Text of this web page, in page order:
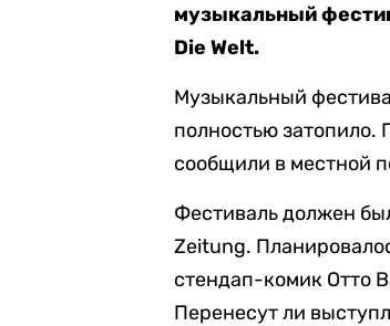
музыкальный
Die Welt.
Музыкальный
полностью затопило.
сообщили в местной
Фестиваль должен
Zeitung.
стендап-комик Отто
Перенесут ли